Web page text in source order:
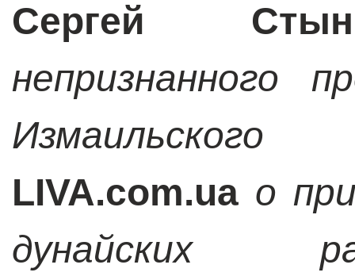
Сергей
непризнанного
LIVA.com.ua о
дунайских